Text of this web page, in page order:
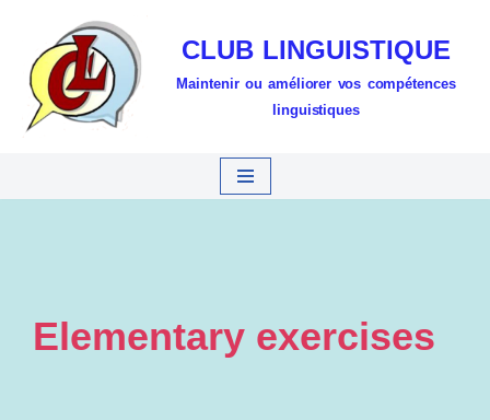
Aller
au
contenu
CLUB LINGUISTIQUE
Maintenir ou améliorer vos compétences
linguistiques
Elementary exercises